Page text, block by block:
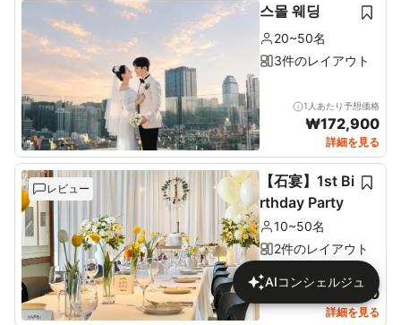
스몰 웨딩
20~50名
3件のレイアウト
1人あたり予想価格
₩172,900
詳細を見る
レビュー
【石宴】1st Bi
rthday Party
10~50名
2件のレイアウト
1人あたり予想価格
137,680
詳細を見る
AIコンシェルジュ